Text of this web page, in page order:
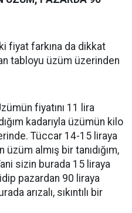
fiyat farkına da dikkat
tabloyu üzüm üzerinden
fiyatını 11 lira
kadarıyla üzümün kilo
Tüccar 14-15 liraya
üzüm almış bir tanıdığım,
sizin burada 15 liraya
pazardan 90 liraya
arızalı, sıkıntılı bir